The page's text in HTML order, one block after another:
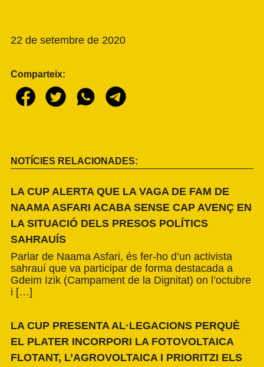
22 de setembre de 2020
Comparteix:
NOTÍCIES RELACIONADES:
LA CUP ALERTA QUE LA VAGA DE FAM DE
NAAMA ASFARI ACABA SENSE CAP AVENÇ EN
LA SITUACIÓ DELS PRESOS POLÍTICS
SAHRAUÍS
Parlar de Naama Asfari, és fer-ho d’un activista
sahrauí que va participar de forma destacada a
Gdeim Izik (Campament de la Dignitat) on l’octubre
i […]
LA CUP PRESENTA AL·LEGACIONS PERQUÈ
EL PLATER INCORPORI LA FOTOVOLTAICA
FLOTANT, L’AGROVOLTAICA I PRIORITZI ELS